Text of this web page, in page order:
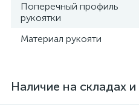
Поперечный профиль
рукоятки
Материал рукояти
Наличие на складах и